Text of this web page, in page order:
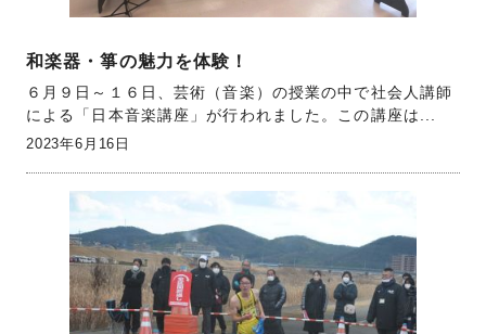
和楽器・箏の魅力を体験！
６月９日～１６日、芸術（音楽）の授業の中で社会人講師
による「日本音楽講座」が行われました。この講座は...
2023年6月16日